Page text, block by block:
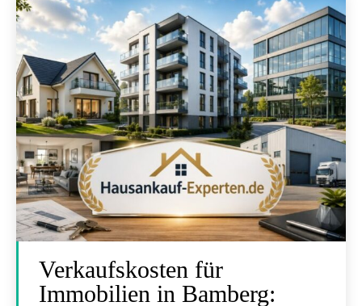
Verkaufskosten für
Immobilien in Bamberg: